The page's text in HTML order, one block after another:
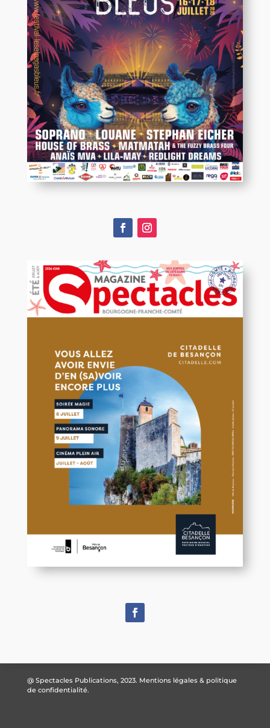
@ Spectacles Publications, 2023. Mentions légales & politique
de confidentialité.